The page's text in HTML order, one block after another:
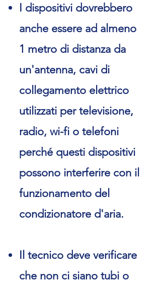
I dispositivi dovrebbero
anche essere ad almeno
1 metro di distanza da
un'antenna, cavi di
collegamento elettrico
utilizzati per televisione,
radio, wi-fi o telefoni
perché questi dispositivi
possono interferire con il
funzionamento del
condizionatore d'aria.
Il tecnico deve verificare
che non ci siano tubi o